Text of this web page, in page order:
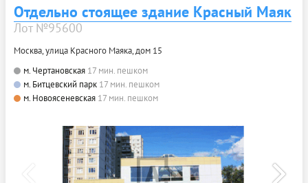
Отдельно стоящее здание Красный Маяк
Лот №95600
Москва, улица Красного Маяка, дом 15
м. Чертановская 17 мин. пешком
м. Битцевский парк 17 мин. пешком
м. Новоясеневская 17 мин. пешком